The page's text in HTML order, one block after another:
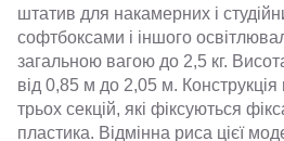
штатив для накамерних і
софтбоксами і іншого
загальною вагою до 2,5 кг.
від 0,85 м до 2,05 м.
трьох секцій, які фіксуються
пластика. Відмінна риса цієї